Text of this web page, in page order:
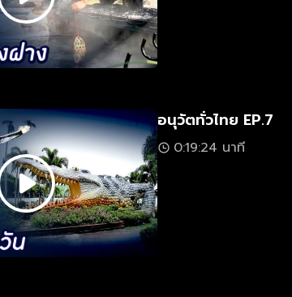
อนุวัตทั่วไทย EP.7
0:19:24 นาที